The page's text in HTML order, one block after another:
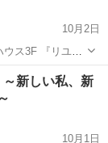
10月2日
リユー
鑑定士
新しい私、新
10月1日